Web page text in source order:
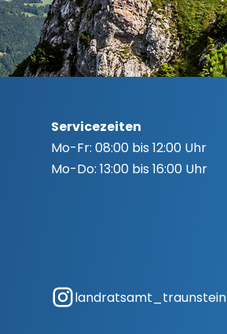
Servicezeiten
Mo-Fr: 08:00 bis 12:00 Uhr
Mo-Do: 13:00 bis 16:00 Uhr
landratsamt_traunstein